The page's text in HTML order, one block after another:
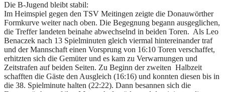
Die B-Jugend bleibt stabil:
Im Heimspiel gegen den TSV Meitingen zeigte die Donauwörther
Formkurve weiter nach oben. Die Begegnung begann ausgeglichen,
die Treffer landeten beinahe abwechselnd in beiden Toren. Als Leo
Benaczek nach 13 Spielminuten gleich viermal hintereinander traf
und der Mannschaft einen Vorsprung von 16:10 Toren verschaffet,
erhitzten sich die Gemüter und es kam zu Verwarnungen und
Zeitstrafen auf beiden Seiten. Zu Beginn der zweiten Halbzeit
schafften die Gäste den Ausgleich (16:16) und konnten diesen bis in
die 38. Spielminute halten (22:22). Dann besannen sich die